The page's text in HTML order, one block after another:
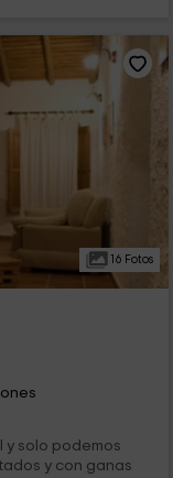
16 Fotos
y solo podemos
y con ganas